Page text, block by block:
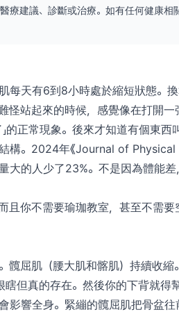
療建議、診斷或治療。如有任何健康相
每天有6到8小時處於縮短狀態。
怪站起來的時候，感覺像在打開一
的正常現象。後來才知道有個東西
構。2024年《Journal of
的人少了23%。不是因為體能差
且你不需要瑜珈教室，甚至不需
髖屈肌（腰大肌和髂肌）持續收
瞎但真的存在。然後你的下背就得
影響全身。緊繃的髖屈肌把骨盆